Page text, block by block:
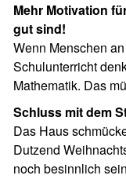
Mehr Motivation für Mathematik: Erwisch’ sie, wenn sie
gut sind!
Wenn Menschen
Schulunterricht
Mathematik. Das
Schluss mit dem
Das Haus
Dutzend
noch besinnlich